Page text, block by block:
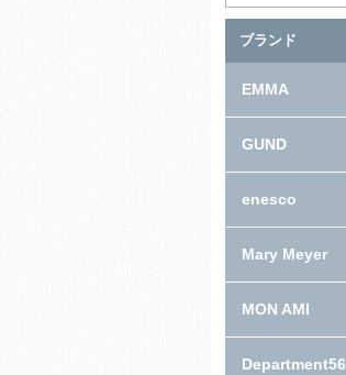
ブランド
EMMA
GUND
enesco
Mary Meyer
MON AMI
Department56